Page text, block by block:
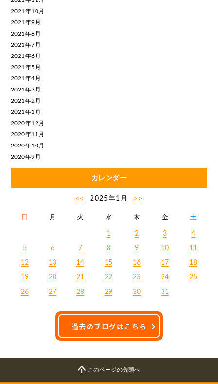
2021年10月
2021年9月
2021年8月
2021年7月
2021年6月
2021年5月
2021年4月
2021年3月
2021年2月
2021年1月
2020年12月
2020年11月
2020年10月
2020年9月
カレンダー
<< 2025年1月 >>
日 月 火 水 木 金 土
1 2 3 4
5 6 7 8 9 10 11
12 13 14 15 16 17 18
19 20 21 22 23 24 25
26 27 28 29 30 31
過去のブログはこちら
このページの先頭へ